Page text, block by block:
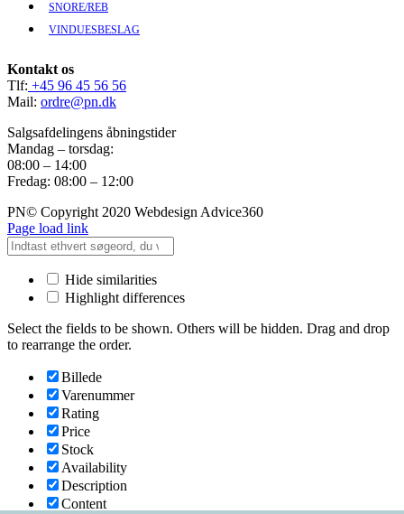
SNORE/REB
VINDUESBESLAG
Kontakt os
Tlf: +45 96 45 56 56
Mail: ordre@pn.dk
Salgsafdelingens åbningstider
Mandag – torsdag:
08:00 – 14:00
Fredag: 08:00 – 12:00
PN© Copyright 2020 Webdesign Advice360
Page load link
Hide similarities
Highlight differences
Select the fields to be shown. Others will be hidden. Drag and drop
to rearrange the order.
Billede
Varenummer
Rating
Price
Stock
Availability
Description
Content